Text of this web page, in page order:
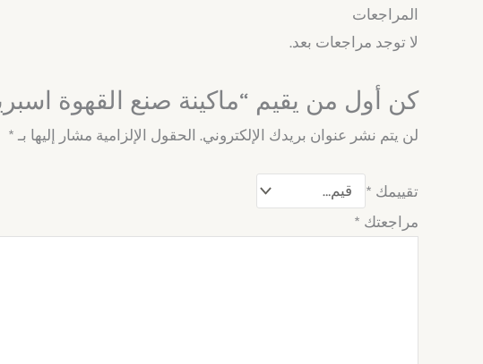
المراجعات
لا توجد مراجعات بعد.
كن أول من يقيم “ماكينة صنع القهوة
لن يتم نشر عنوان بريدك الإلكتروني. الحقول الإلزامية مشار إليها بـ *
تقييمك *
مراجعتك *